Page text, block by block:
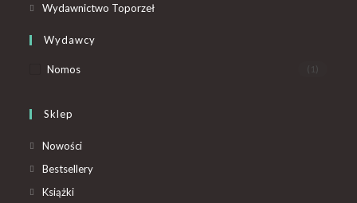
Wydawnictwo Toporzeł
Wydawcy
Nomos (1)
Sklep
Nowości
Bestsellery
Książki